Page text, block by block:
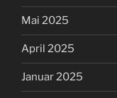
Mai 2025
April 2025
Januar 2025